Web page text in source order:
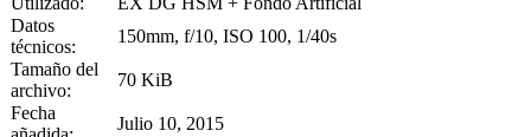
Datos
técnicos:
150mm, f/10, ISO 100, 1/40s
Tamaño del
archivo:
70 KiB
Fecha
Julio 10, 2015